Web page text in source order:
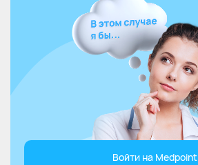
Войти на Medpoint